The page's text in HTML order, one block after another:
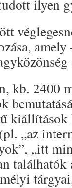
ilyen
kb. 2400
„az
„itt